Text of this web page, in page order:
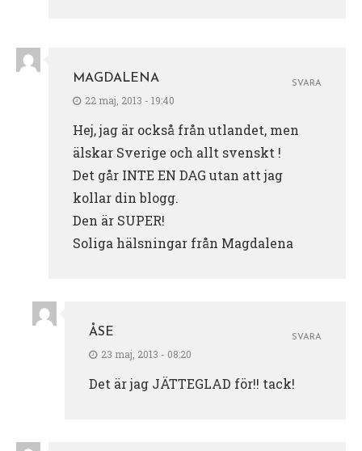
MAGDALENA
22 maj, 2013 - 19:40
Hej, jag är också från utlandet, men
älskar Sverige och allt svenskt !
Det går INTE EN DAG utan att jag
kollar din blogg.
Den är SUPER!
Soliga hälsningar från Magdalena
SVARA
ÅSE
23 maj, 2013 - 08:20
Det är jag JÄTTEGLAD för!! tack!
SVARA